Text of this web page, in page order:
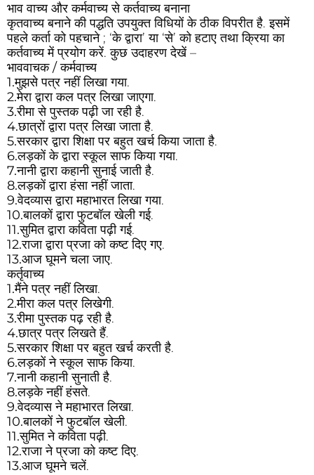
भाव वाच्य और कर्मवाच्य से कर्तवाच्य बनाना
कृतवाच्य बनाने की पद्धति उपयुक्त विधियों के ठीक विपरीत है. इसमें
पहले कर्ता को पहचाने ; ‘के द्वारा’ या ‘से’ को हटाए तथा क्रिया का
कर्तवाच्य में प्रयोग करें. कुछ उदाहरण देखें –
भाववाचक / कर्मवाच्य
1.मुझसे पत्र नहीं लिखा गया.
2.मेरा द्वारा कल पत्र लिखा जाएगा.
3.रीमा से पुस्तक पढ़ी जा रही है.
4.छात्रों द्वारा पत्र लिखा जाता है.
5.सरकार द्वारा शिक्षा पर बहुत खर्च किया जाता है.
6.लड़कों के द्वारा स्कूल साफ किया गया.
7.नानी द्वारा कहानी सुनाई जाती है.
8.लड़कों द्वारा हंसा नहीं जाता.
9.वेदव्यास द्वारा महाभारत लिखा गया.
10.बालकों द्वारा फुटबॉल खेली गई.
11.सुमित द्वारा कविता पढ़ी गई.
12.राजा द्वारा प्रजा को कष्ट दिए गए.
13.आज घूमने चला जाए.
कर्तृवाच्य
1.मैंने पत्र नहीं लिखा.
2.मीरा कल पत्र लिखेगी.
3.रीमा पुस्तक पढ़ रही है.
4.छात्र पत्र लिखते हैं.
5.सरकार शिक्षा पर बहुत खर्च करती है.
6.लड़कों ने स्कूल साफ किया.
7.नानी कहानी सुनाती है.
8.लड़के नहीं हंसते.
9.वेदव्यास ने महाभारत लिखा.
10.बालकों ने फुटबॉल खेली.
11.सुमित ने कविता पढ़ी.
12.राजा ने प्रजा को कष्ट दिए.
13.आज घूमने चलें.